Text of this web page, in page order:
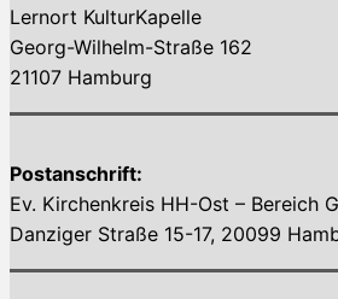
Lernort KulturKapelle
Georg-Wilhelm-Straße 162
21107 Hamburg
Postanschrift:
Ev. Kirchenkreis HH-Ost – Bereich
Danziger Straße 15-17, 20099